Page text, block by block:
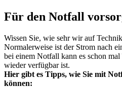
Für den Notfall
Wissen Sie, wie sehr wir auf
Normalerweise ist der Strom nach
bei einem Notfall kann es schon
wieder verfügbar ist.
Hier gibt es Tipps, wie Sie mit
können: